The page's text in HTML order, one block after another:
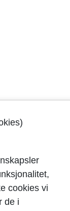
cookies vi
de i